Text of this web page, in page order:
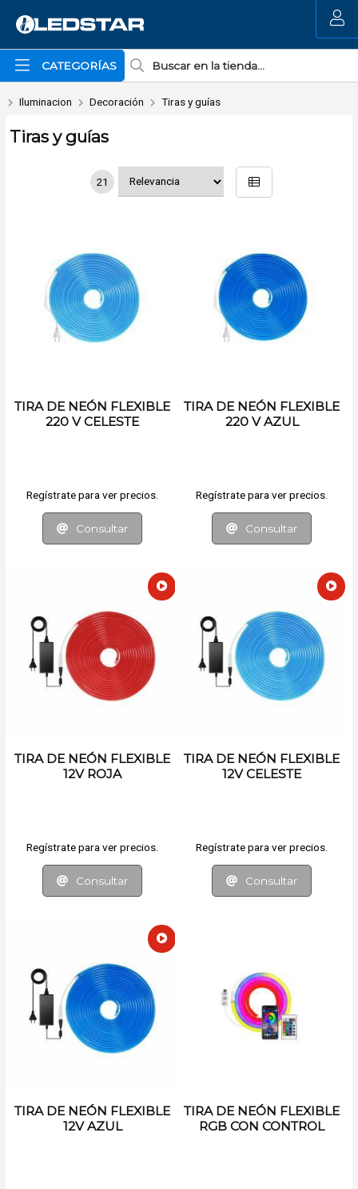
CATEGORÍAS
MI COMPRA
Iluminacion Decoración Tiras y guías
Tiras y guías
21
TIRA DE NEÓN FLEXIBLE
220 V CELESTE
Regístrate para ver precios.
Consultar
TIRA DE NEÓN FLEXIBLE
220 V AZUL
Regístrate para ver precios.
Consultar
TIRA DE NEÓN FLEXIBLE
12V ROJA
Regístrate para ver precios.
Consultar
TIRA DE NEÓN FLEXIBLE
12V CELESTE
Regístrate para ver precios.
Consultar
TIRA DE NEÓN FLEXIBLE
12V AZUL
TIRA DE NEÓN FLEXIBLE
RGB CON CONTROL